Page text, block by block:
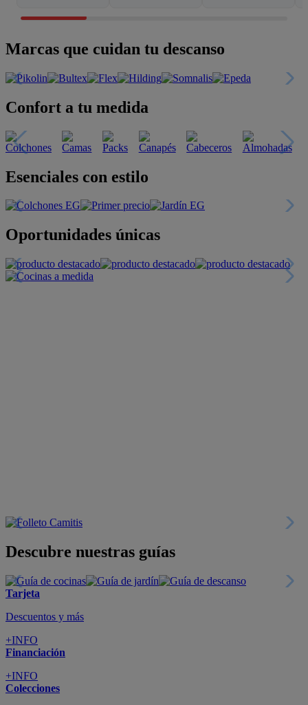
Marcas que cuidan tu descanso
Confort a tu medida
Esenciales con estilo
Oportunidades únicas
Descubre nuestras guías
Tarjeta
Descuentos y más
+INFO
Financiación
+INFO
Colecciones